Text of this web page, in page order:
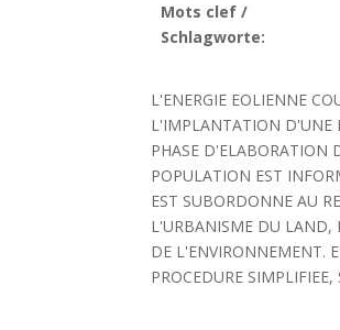
Mots clef /
Schlagworte:
L'ENERGIE EOLIENNE
L'IMPLANTATION D'UNE
PHASE D'ELABORATION
POPULATION EST
EST SUBORDONNE AU
L'URBANISME DU LAND,
DE L'ENVIRONNEMENT.
PROCEDURE